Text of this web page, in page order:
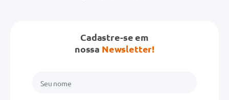
Cadastre-se em
nossa Newsletter!